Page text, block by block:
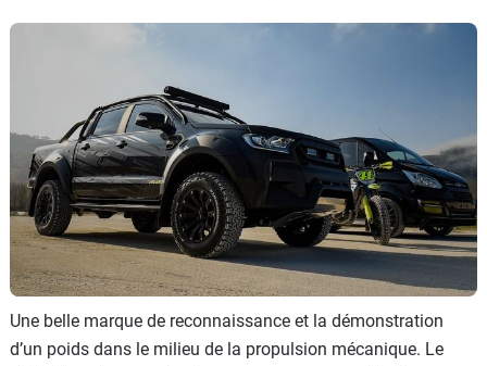
Une belle marque de reconnaissance et la démonstration
d’un poids dans le milieu de la propulsion mécanique. Le